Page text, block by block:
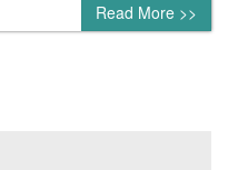
Read More >>